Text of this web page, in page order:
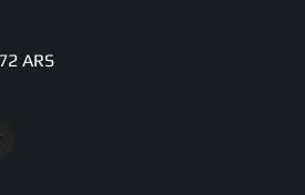
oferta
ARS